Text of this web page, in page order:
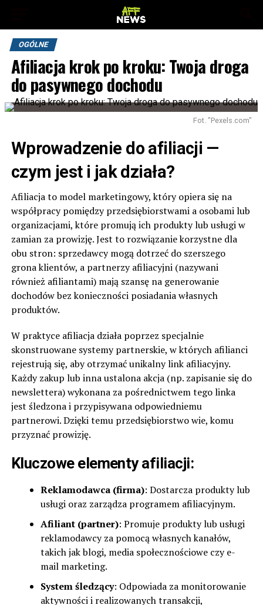
OGÓLNE
Afiliacja krok po kroku: Twoja droga
do pasywnego dochodu
Fot. "Pexels.com"
Wprowadzenie do afiliacji —
czym jest i jak działa?
Afiliacja to model marketingowy, który opiera się na
współpracy pomiędzy przedsiębiorstwami a osobami lub
organizacjami, które promują ich produkty lub usługi w
zamian za prowizję. Jest to rozwiązanie korzystne dla
obu stron: sprzedawcy mogą dotrzeć do szerszego
grona klientów, a partnerzy afiliacyjni (nazywani
również afiliantami) mają szansę na generowanie
dochodów bez konieczności posiadania własnych
produktów.
W praktyce afiliacja działa poprzez specjalnie
skonstruowane systemy partnerskie, w których afilianci
rejestrują się, aby otrzymać unikalny link afiliacyjny.
Każdy zakup lub inna ustalona akcja (np. zapisanie się do
newslettera) wykonana za pośrednictwem tego linka
jest śledzona i przypisywana odpowiedniemu
partnerowi. Dzięki temu przedsiębiorstwo wie, komu
przyznać prowizję.
Kluczowe elementy afiliacji:
Reklamodawca (firma): Dostarcza produkty lub
usługi oraz zarządza programem afiliacyjnym.
Afiliant (partner): Promuje produkty lub usługi
reklamodawcy za pomocą własnych kanałów,
takich jak blogi, media społecznościowe czy e-
mail marketing.
System śledzący: Odpowiada za monitorowanie
aktywności i realizowanych transakcji,